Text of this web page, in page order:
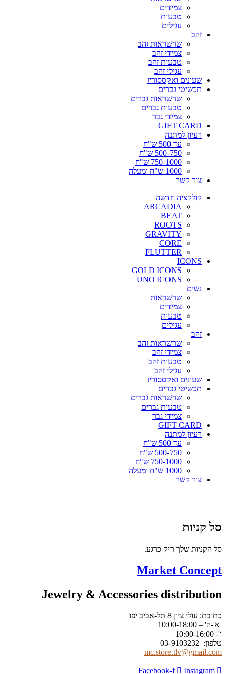
צמידים
טבעות
עגילים
זהב
שרשראות זהב
צמידי זהב
טבעות זהב
עגילי זהב
שעונים ואקססוריז
תכשיטי גברים
שרשראות גברים
טבעות גברים
צמידי גבר
GIFT CARD
רעיון למתנה
עד 500 ש"ח
500-750 ש"ח
750-1000 ש"ח
1000 ש"ח ומעלה
צור קשר
קולקציה חדשה
ARCADIA
BEAT
ROOTS
GRAVITY
CORE
FLUTTER
ICONS
GOLD ICONS
UNO ICONS
נשים
שרשראות
צמידים
טבעות
עגילים
זהב
שרשראות זהב
צמידי זהב
טבעות זהב
עגילי זהב
שעונים ואקססוריז
תכשיטי גברים
שרשראות גברים
טבעות גברים
צמידי גבר
GIFT CARD
רעיון למתנה
עד 500 ש"ח
500-750 ש"ח
750-1000 ש"ח
1000 ש"ח ומעלה
צור קשר
סל קניות
סל הקניות שלך ריק כרגע.
Market Concept
Jewelry & Accessories distribution
כתובת: עולי ציון 8 תל-אביב יפו
א'-ה' – 10:00-18:00
ו'- 10:00-16:00
טלפון: 03-9103232
mc.store.tlv@gmail.com
Facebook-f
Instagram